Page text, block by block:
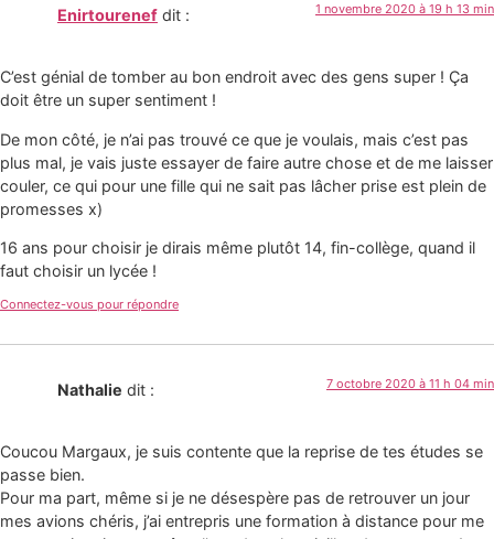
Enirtourenef dit : 1 novembre 2020 à 19 h 13 min
C’est génial de tomber au bon endroit avec des gens super ! Ça
doit être un super sentiment !
De mon côté, je n’ai pas trouvé ce que je voulais, mais c’est pas
plus mal, je vais juste essayer de faire autre chose et de me laisser
couler, ce qui pour une fille qui ne sait pas lâcher prise est plein de
promesses x)
16 ans pour choisir je dirais même plutôt 14, fin-collège, quand il
faut choisir un lycée !
Connectez-vous pour répondre
Nathalie dit : 7 octobre 2020 à 11 h 04 min
Coucou Margaux, je suis contente que la reprise de tes études se
passe bien.
Pour ma part, même si je ne désespère pas de retrouver un jour
mes avions chéris, j’ai entrepris une formation à distance pour me